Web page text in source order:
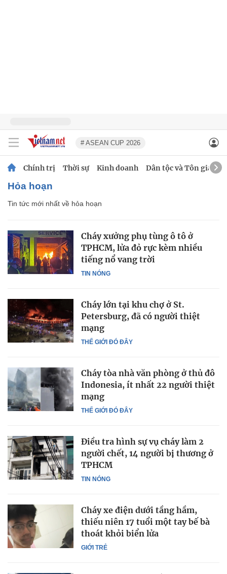
# ASEAN CUP 2026
Chính trị Thời sự Kinh doanh Dân tộc và Tôn giáo
hỏa hoạn
Tin tức mới nhất về hỏa hoạn
TIN NÓNG
Cháy xưởng phụ tùng ô tô ở
TPHCM, lửa đỏ rực kèm nhiều
tiếng nổ vang trời
THẾ GIỚI ĐÓ ĐÂY
Cháy lớn tại khu chợ ở St.
Petersburg, đã có người thiệt
mạng
THẾ GIỚI ĐÓ ĐÂY
Cháy tòa nhà văn phòng ở thủ đô
Indonesia, ít nhất 22 người thiệt
mạng
TIN NÓNG
Điều tra hình sự vụ cháy làm 2
người chết, 14 người bị thương ở
TPHCM
GIỚI TRẺ
Cháy xe điện dưới tầng hầm,
thiếu niên 17 tuổi một tay bế bà
thoát khỏi biển lửa